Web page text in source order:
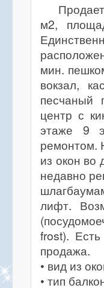
м2,
мин.
вокзал,
песчаный
центр с
этаже 9
ремонтом.
из окон
недавно
лифт.
frost).
продажа.
• вид из
• тип